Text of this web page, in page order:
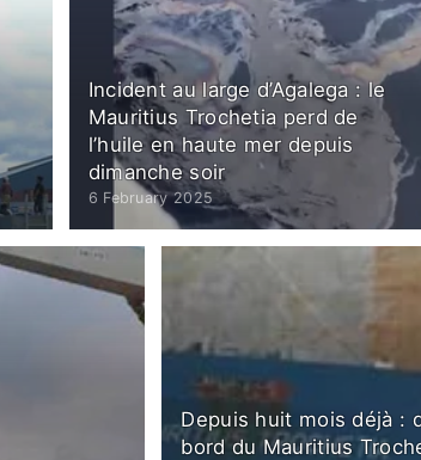
Incident au large d’Agalega : le
Mauritius Trochetia perd de
l’huile en haute mer depuis
dimanche soir
6 February 2025
Depuis huit mois déjà :
bord du Mauritius